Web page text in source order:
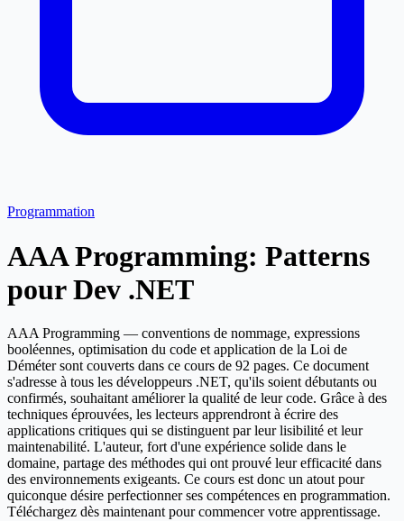
Programmation
AAA Programming: Patterns
pour Dev .NET
AAA Programming — conventions de nommage, expressions
booléennes, optimisation du code et application de la Loi de
Déméter sont couverts dans ce cours de 92 pages. Ce document
s'adresse à tous les développeurs .NET, qu'ils soient débutants ou
confirmés, souhaitant améliorer la qualité de leur code. Grâce à des
techniques éprouvées, les lecteurs apprendront à écrire des
applications critiques qui se distinguent par leur lisibilité et leur
maintenabilité. L'auteur, fort d'une expérience solide dans le
domaine, partage des méthodes qui ont prouvé leur efficacité dans
des environnements exigeants. Ce cours est donc un atout pour
quiconque désire perfectionner ses compétences en programmation.
Téléchargez dès maintenant pour commencer votre apprentissage.